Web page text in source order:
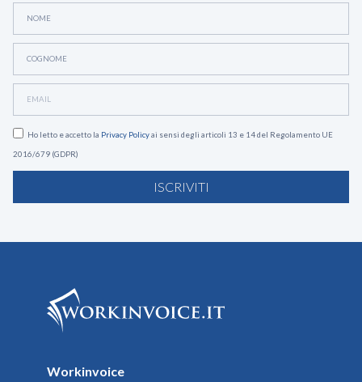
Ho letto e accetto la Privacy Policyai sensi degli articoli 13 e 14 del Regolamento UE
2016/679 (GDPR)
ISCRIVITI
Workinvoice